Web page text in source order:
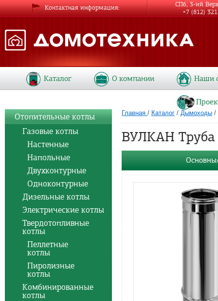
Главная / Каталог / Дымоходы /
ВУЛКАН Труба
Отопительные котлы
Газовые котлы
Настенные
Напольные
Двухконтурные
Одноконтурные
Дизельные котлы
Электрические котлы
Твердотопливные
котлы
Пеллетные
котлы
Пиролизные
котлы
Комбинированные
котлы
Каталог О компании Наши
Контактная информация
СПб, 3-ий
+7 (812)